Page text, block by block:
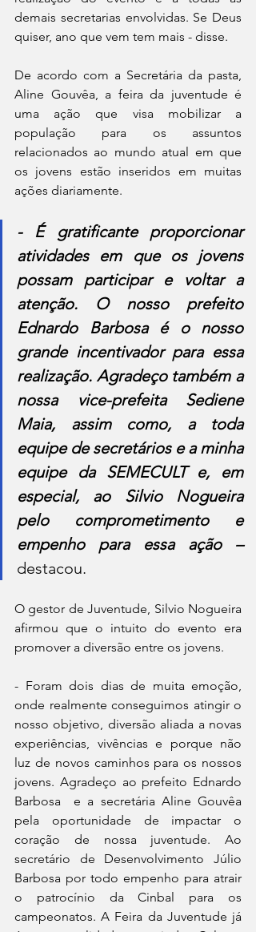
demais secretarias envolvidas. Se Deus
quiser, ano que vem tem mais - disse.
De acordo com a Secretária da pasta,
Aline Gouvêa, a feira da juventude é
uma ação que visa mobilizar a
população para os assuntos
relacionados ao mundo atual em que
os jovens estão inseridos em muitas
ações diariamente.
- É gratificante proporcionar
atividades em que os jovens
possam participar e voltar a
atenção. O nosso prefeito
Ednardo Barbosa é o nosso
grande incentivador para essa
realização. Agradeço também a
nossa vice-prefeita Sediene
Maia, assim como, a toda
equipe de secretários e a minha
equipe da SEMECULT e, em
especial, ao Silvio Nogueira
pelo comprometimento e
empenho para essa ação –
destacou.
O gestor de Juventude, Silvio Nogueira
afirmou que o intuito do evento era
promover a diversão entre os jovens.
- Foram dois dias de muita emoção,
onde realmente conseguimos atingir o
nosso objetivo, diversão aliada a novas
experiências, vivências e porque não
luz de novos caminhos para os nossos
jovens. Agradeço ao prefeito Ednardo
Barbosa  e a secretária Aline Gouvêa
pela oportunidade de impactar o
coração de nossa juventude. Ao
secretário de Desenvolvimento Júlio
Barbosa por todo empenho para atrair
o patrocínio da Cinbal para os
campeonatos. A Feira da Juventude já